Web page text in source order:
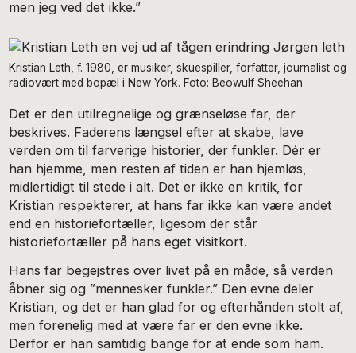
men jeg ved det ikke.”
Kristian Leth, f. 1980, er musiker, skuespiller, forfatter, journalist og
radiovært med bopæl i New York. Foto: Beowulf Sheehan
Det er den utilregnelige og grænseløse far, der
beskrives. Faderens længsel efter at skabe, lave
verden om til farverige historier, der funkler. Dér er
han hjemme, men resten af tiden er han hjemløs,
midlertidigt til stede i alt. Det er ikke en kritik, for
Kristian respekterer, at hans far ikke kan være andet
end en historiefortæller, ligesom der står
historiefortæller på hans eget visitkort.
Hans far begejstres over livet på en måde, så verden
åbner sig og ”mennesker funkler.” Den evne deler
Kristian, og det er han glad for og efterhånden stolt af,
men forenelig med at være far er den evne ikke.
Derfor er han samtidig bange for at ende som ham.